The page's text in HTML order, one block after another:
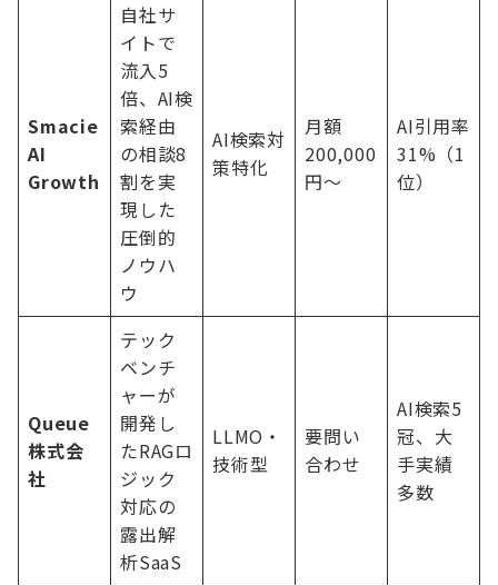
Smacie
AI
Growth
自社サ
イトで
流入5
倍、AI検
索経由
の相談8
割を実
現した
圧倒的
ノウハ
ウ
AI検索対
策特化
月額
200,000
円〜
AI引用率
31%（1
位）
Queue
株式会
社
テック
ベンチ
ャーが
開発し
たRAGロ
ジック
対応の
露出解
析SaaS
LLMO・
技術型
要問い
合わせ
AI検索5
冠、大
手実績
多数